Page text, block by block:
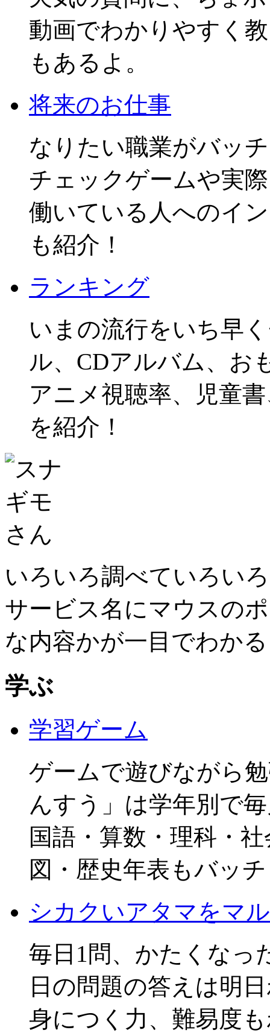
動画でわかりやすく
もあるよ。
将来のお仕事
なりたい職業がバッ
チェックゲームや実
働いている人へのイ
も紹介！
ランキング
いまの流行をいち早
ル、CDアルバム、お
アニメ視聴率、児童
を紹介！
いろいろ調べていろい
サービス名にマウスの
な内容かが一目でわか
学ぶ
学習ゲーム
ゲームで遊びながら
んすう」は学年別で
国語・算数・理科・
図・歴史年表もバッ
シカクいアタマをマ
毎日1問、かたくなっ
日の問題の答えは明
身につく力、難易度